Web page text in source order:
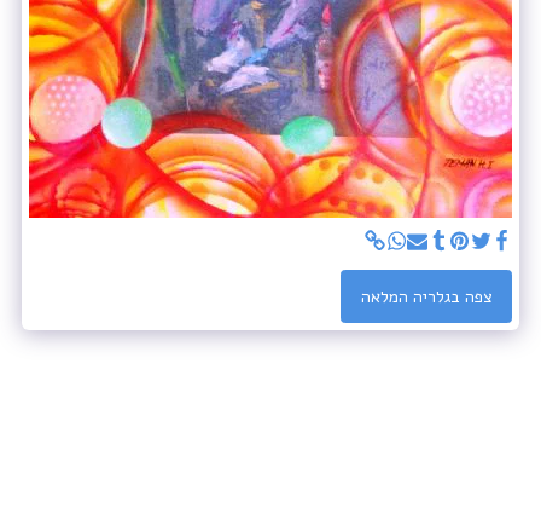
צפה בגלריה המלאה